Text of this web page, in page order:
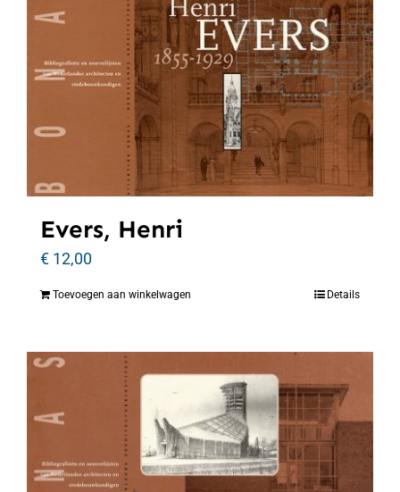
Evers, Henri
€ 12,00
Toevoegen aan winkelwagen Details